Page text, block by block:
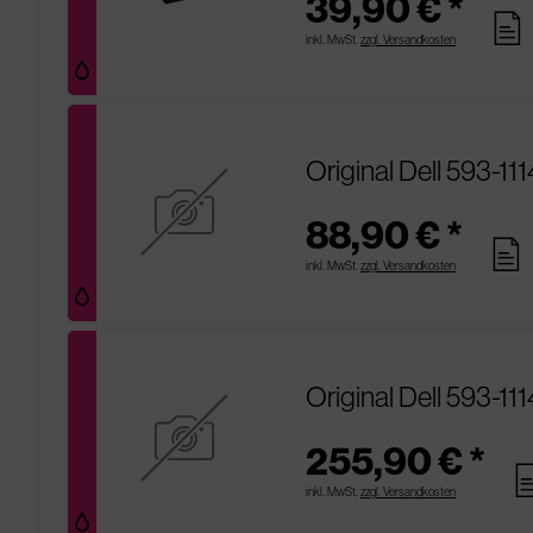
inkl. MwSt. zzgl. Versandkosten pages
Original Dell 593-
88,90 € *
inkl. MwSt. zzgl. Versandkosten pages
Original Dell 593-
255,90 € *
inkl. MwSt. zzgl. Versandkosten